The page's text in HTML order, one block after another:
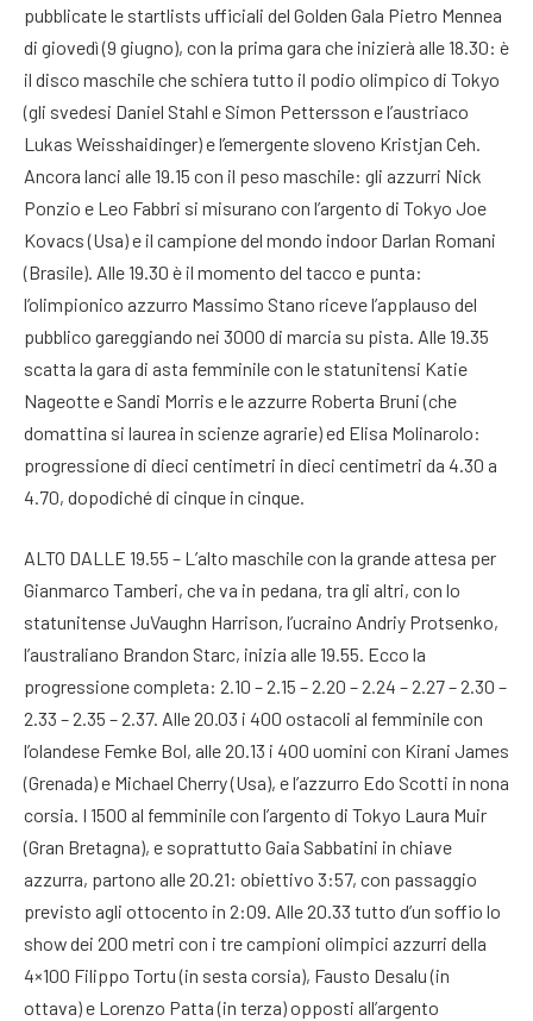
pubblicate le startlists ufficiali del Golden Gala Pietro Mennea
di giovedì (9 giugno), con la prima gara che inizierà alle 18.30: è
il disco maschile che schiera tutto il podio olimpico di Tokyo
(gli svedesi Daniel Stahl e Simon Pettersson e l’austriaco
Lukas Weisshaidinger) e l’emergente sloveno Kristjan Ceh.
Ancora lanci alle 19.15 con il peso maschile: gli azzurri Nick
Ponzio e Leo Fabbri si misurano con l’argento di Tokyo Joe
Kovacs (Usa) e il campione del mondo indoor Darlan Romani
(Brasile). Alle 19.30 è il momento del tacco e punta:
l’olimpionico azzurro Massimo Stano riceve l’applauso del
pubblico gareggiando nei 3000 di marcia su pista. Alle 19.35
scatta la gara di asta femminile con le statunitensi Katie
Nageotte e Sandi Morris e le azzurre Roberta Bruni (che
domattina si laurea in scienze agrarie) ed Elisa Molinarolo:
progressione di dieci centimetri in dieci centimetri da 4.30 a
4.70, dopodiché di cinque in cinque.
ALTO DALLE 19.55 – L’alto maschile con la grande attesa per
Gianmarco Tamberi, che va in pedana, tra gli altri, con lo
statunitense JuVaughn Harrison, l’ucraino Andriy Protsenko,
l’australiano Brandon Starc, inizia alle 19.55. Ecco la
progressione completa: 2.10 – 2.15 – 2.20 – 2.24 – 2.27 – 2.30 –
2.33 – 2.35 – 2.37. Alle 20.03 i 400 ostacoli al femminile con
l’olandese Femke Bol, alle 20.13 i 400 uomini con Kirani James
(Grenada) e Michael Cherry (Usa), e l’azzurro Edo Scotti in nona
corsia. I 1500 al femminile con l’argento di Tokyo Laura Muir
(Gran Bretagna), e soprattutto Gaia Sabbatini in chiave
azzurra, partono alle 20.21: obiettivo 3:57, con passaggio
previsto agli ottocento in 2:09. Alle 20.33 tutto d’un soffio lo
show dei 200 metri con i tre campioni olimpici azzurri della
4×100 Filippo Tortu (in sesta corsia), Fausto Desalu (in
ottava) e Lorenzo Patta (in terza) opposti all’argento